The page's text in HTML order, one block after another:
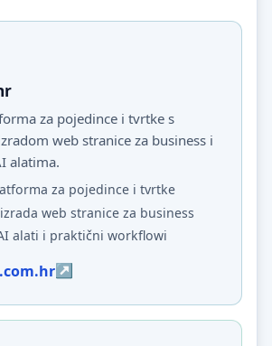
za pojedince i tvrtke s
web stranice za business i
alatima.
za pojedince i tvrtke
web stranice za business
alati i praktični workflowi